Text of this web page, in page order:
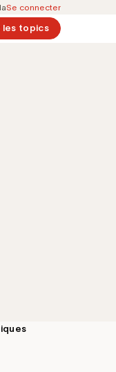
les topics
Se connecter